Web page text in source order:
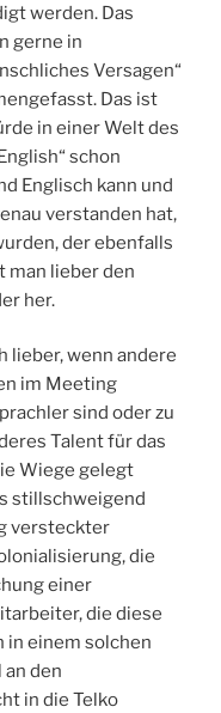
werden. Das
gerne in
Versagen“
Das ist
in einer Welt des
schon
Englisch kann und
verstanden hat,
der ebenfalls
man lieber den
her.
lieber, wenn andere
im Meeting
sind oder zu
Talent für das
Wiege gelegt
stillschweigend
versteckter
die
einer
die diese
in einem solchen
den
in die Telko